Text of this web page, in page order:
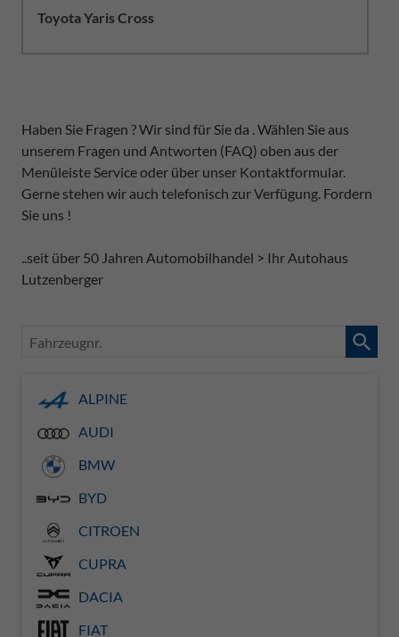
Toyota Yaris Cross
Haben Sie Fragen ? Wir sind für Sie da . Wählen Sie aus
unserem Fragen und Antworten (FAQ) oben aus der
Menüleiste Service oder über unser Kontaktformular.
Gerne stehen wir auch telefonisch zur Verfügung. Fordern
Sie uns !
..seit über 50 Jahren Automobilhandel > Ihr Autohaus
Lutzenberger
Fahrzeugnr.
ALPINE
AUDI
BMW
BYD
CITROEN
CUPRA
DACIA
FIAT